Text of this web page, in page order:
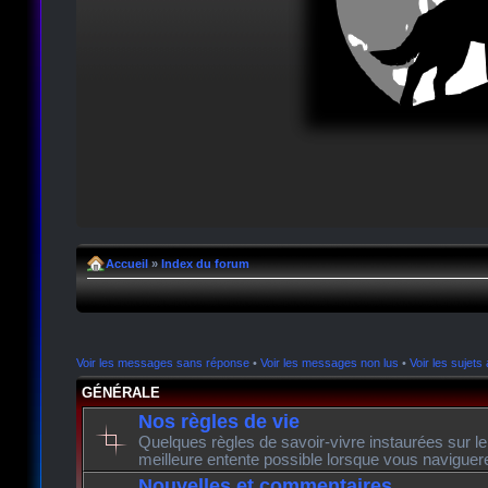
Accueil » Index du forum
Voir les messages sans réponse • Voir les messages non lus • Voir les sujets
GÉNÉRALE
Nos règles de vie
Quelques règles de savoir-vivre instaurées sur
meilleure entente possible lorsque vous